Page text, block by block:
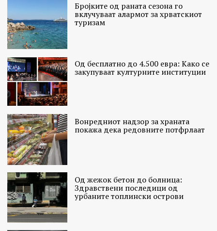
Бројките од раната сезона го
вклучуваат алармот за хрватскиот
туризам
Од бесплатно до 4.500 евра: Како се
закупуваат културните институции
Вонредниот надзор за храната
покажа дека редовните потфрлаат
Од жежок бетон до болница:
Здравствени последици од
урбаните топлински острови